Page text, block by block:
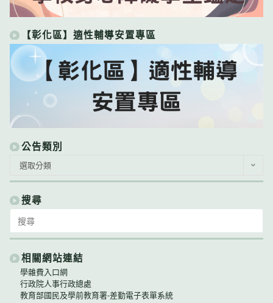
【彰化區】適性輔導安置專區
公告類別
類
別
選取分類
搜尋
for:
相關網站連結
學雜費入口網
行政院人事行政總處
教育部國民及學前教育署-差勤電子表單系統